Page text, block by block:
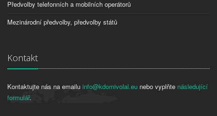
Předvolby telefonních a mobilních operátorů
Mezinárodní předvolby, předvolby států
Kontakt
Kontaktujte nás na emailu info@kdomivolal.eu nebo vyplňte následující
formulář.